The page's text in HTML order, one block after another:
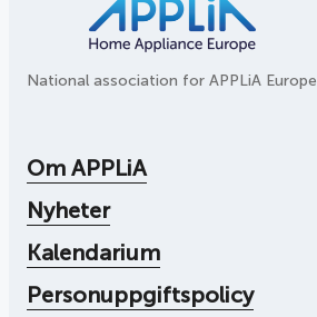
National association for APPLiA Europe
Om APPLiA
Nyheter
Kalendarium
Personuppgiftspolicy